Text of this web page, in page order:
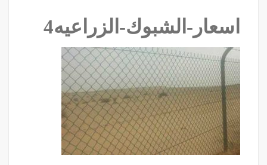
اسعار-الشبوك-الزراعيه4